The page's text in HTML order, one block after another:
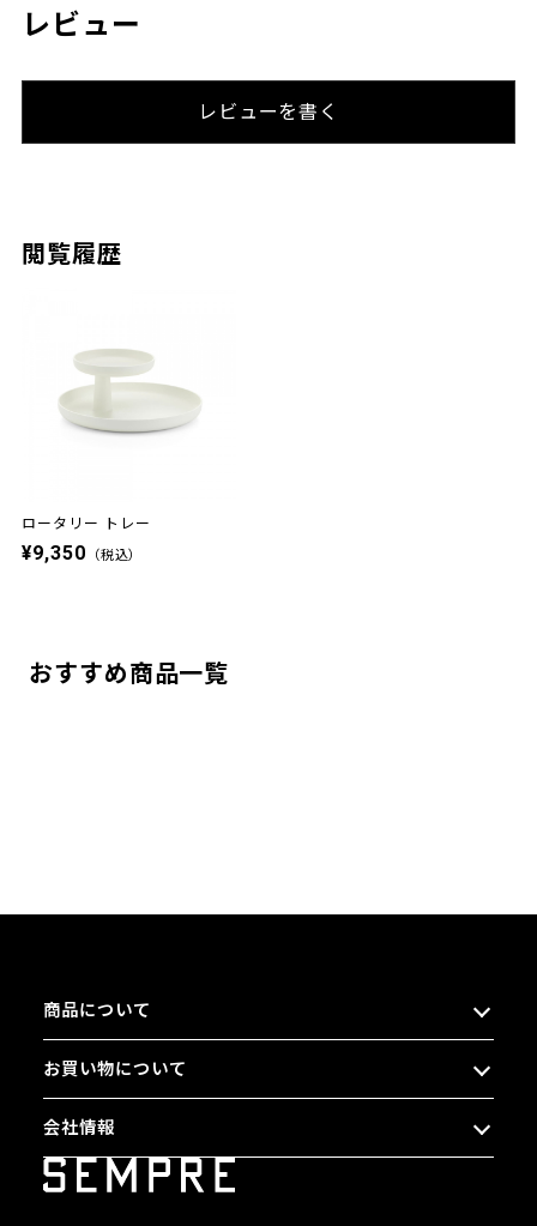
レビュー
レビューを書く
閲覧履歴
ロータリー トレー
¥9,350 （税込）
おすすめ商品一覧
商品について
お買い物について
会社情報